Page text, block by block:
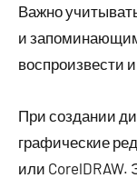
Важно
и
воспроизвести
При создании
графические
или